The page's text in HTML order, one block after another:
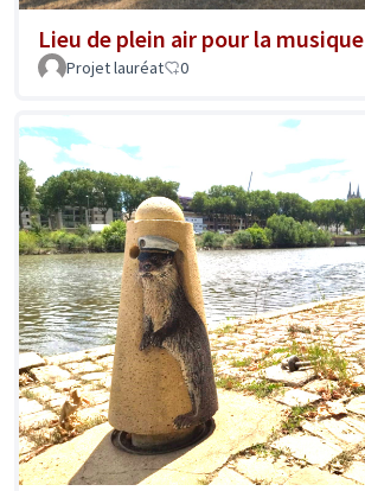
Lieu de plein air pour la musique
Projet lauréat 0